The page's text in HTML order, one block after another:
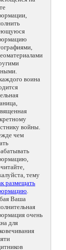
воина
войны.
чем
тему
размещать
.
Ваша
очень
для